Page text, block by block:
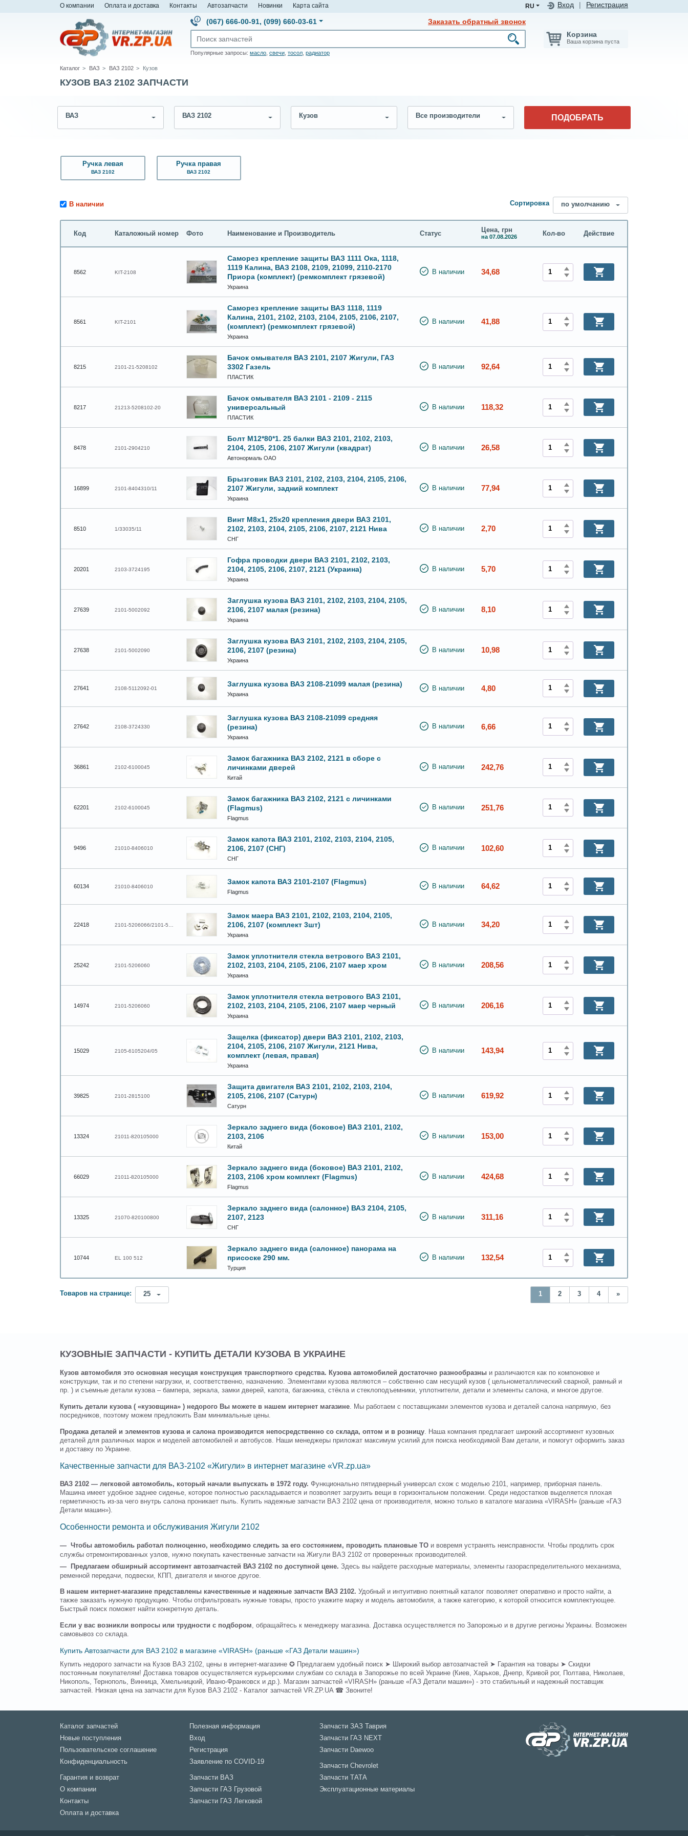
О компании Оплата и доставка Контакты Автозапчасти Новинки Карта сайта Вход Регистрация
RU
(067) 666-00-91, (099) 660-03-61 Заказать обратный звонок
Популярные запросы: масло свечи тосол радиатор
Корзина
Ваша корзина пуста
Каталог ВАЗ ВАЗ 2102 Кузов
КУЗОВ ВАЗ 2102 ЗАПЧАСТИ
ВАЗ ВАЗ 2102 Кузов Все производители ПОДОБРАТЬ
Ручка левая
ВАЗ 2102
Ручка правая
ВАЗ 2102
В наличии Сортировка по умолчанию
Код Каталожный номер Фото Наименование и Производитель Статус Цена, грн
на 07.08.2026 Кол-во Действие
8562 KIT-2108
Саморез крепление защиты ВАЗ 1111 Ока, 1118,
1119 Калина, ВАЗ 2108, 2109, 21099, 2110-2170
Приора (комплект) (ремкомплект грязевой)
Украина
В наличии 34,68
8561 KIT-2101
Саморез крепление защиты ВАЗ 1118, 1119
Калина, 2101, 2102, 2103, 2104, 2105, 2106, 2107,
(комплект) (ремкомплект грязевой)
Украина
В наличии 41,88
8215 2101-21-5208102
Бачок омывателя ВАЗ 2101, 2107 Жигули, ГАЗ
3302 Газель
ПЛАСТИК
В наличии 92,64
8217 21213-5208102-20
Бачок омывателя ВАЗ 2101 - 2109 - 2115
универсальный
ПЛАСТИК
В наличии 118,32
8478 2101-2904210
Болт М12*80*1. 25 балки ВАЗ 2101, 2102, 2103,
2104, 2105, 2106, 2107 Жигули (квадрат)
Автонормаль ОАО
В наличии 26,58
16899 2101-8404310/11
Брызговик ВАЗ 2101, 2102, 2103, 2104, 2105, 2106,
2107 Жигули, задний комплект
Украина
В наличии 77,94
8510 1/33035/11
Винт М8х1, 25х20 крепления двери ВАЗ 2101,
2102, 2103, 2104, 2105, 2106, 2107, 2121 Нива
СНГ
В наличии 2,70
20201 2103-3724195
Гофра проводки двери ВАЗ 2101, 2102, 2103,
2104, 2105, 2106, 2107, 2121 (Украина)
Украина
В наличии 5,70
27639 2101-5002092
Заглушка кузова ВАЗ 2101, 2102, 2103, 2104, 2105,
2106, 2107 малая (резина)
Украина
В наличии 8,10
27638 2101-5002090
Заглушка кузова ВАЗ 2101, 2102, 2103, 2104, 2105,
2106, 2107 (резина)
Украина
В наличии 10,98
27641 2108-5112092-01
Заглушка кузова ВАЗ 2108-21099 малая (резина)
Украина
В наличии 4,80
27642 2108-3724330
Заглушка кузова ВАЗ 2108-21099 средняя
(резина)
Украина
В наличии 6,66
36861 2102-6100045
Замок багажника ВАЗ 2102, 2121 в сборе с
личинками дверей
Китай
В наличии 242,76
62201 2102-6100045
Замок багажника ВАЗ 2102, 2121 с личинками
(Flagmus)
Flagmus
В наличии 251,76
9496 21010-8406010
Замок капота ВАЗ 2101, 2102, 2103, 2104, 2105,
2106, 2107 (СНГ)
СНГ
В наличии 102,60
60134 21010-8406010
Замок капота ВАЗ 2101-2107 (Flagmus)
Flagmus
В наличии 64,62
22418
Замок маера ВАЗ 2101, 2102, 2103, 2104, 2105,
2106, 2107 (комплект 3шт)
Украина
В наличии 34,20
25242 2101-5206060
Замок уплотнителя стекла ветрового ВАЗ 2101,
2102, 2103, 2104, 2105, 2106, 2107 маер хром
Украина
В наличии 208,56
14974 2101-5206060
Замок уплотнителя стекла ветрового ВАЗ 2101,
2102, 2103, 2104, 2105, 2106, 2107 маер черный
Украина
В наличии 206,16
15029 2105-6105204/05
Защелка (фиксатор) двери ВАЗ 2101, 2102, 2103,
2104, 2105, 2106, 2107 Жигули, 2121 Нива,
комплект (левая, правая)
Украина
В наличии 143,94
39825 2101-2815100
Защита двигателя ВАЗ 2101, 2102, 2103, 2104,
2105, 2106, 2107 (Сатурн)
Сатурн
В наличии 619,92
13324 21011-820105000
Зеркало заднего вида (боковое) ВАЗ 2101, 2102,
2103, 2106
Китай
В наличии 153,00
66029 21011-820105000
Зеркало заднего вида (боковое) ВАЗ 2101, 2102,
2103, 2106 хром комплект (Flagmus)
Flagmus
В наличии 424,68
13325 21070-820100800
Зеркало заднего вида (салонное) ВАЗ 2104, 2105,
2107, 2123
СНГ
В наличии 311,16
10744 EL 100 512
Зеркало заднего вида (салонное) панорама на
присоске 290 мм.
Турция
В наличии 132,54
Товаров на странице: 25 1 2 3 4 »
КУЗОВНЫЕ ЗАПЧАСТИ - КУПИТЬ ДЕТАЛИ КУЗОВА В УКРАИНЕ
Кузов автомобиля это основная несущая конструкция транспортного средства. Кузова автомобилей достаточно разнообразны и различаются как по компоновке и
конструкции, так и по степени нагрузки, и, соответственно, назначению. Элементами кузова являются – собственно сам несущий кузов ( цельнометаллический сварной, рамный и
пр. ) и съемные детали кузова – бампера, зеркала, замки дверей, капота, багажника, стёкла и стеклоподъемники, уплотнители, детали и элементы салона, и многое другое.
Купить детали кузова ( «кузовщина» ) недорого Вы можете в нашем интернет магазине. Мы работаем с поставщиками элементов кузова и деталей салона напрямую, без
посредников, поэтому можем предложить Вам минимальные цены.
Продажа деталей и элементов кузова и салона производится непосредственно со склада, оптом и в розницу. Наша компания предлагает широкий ассортимент кузовных
деталей для различных марок и моделей автомобилей и автобусов. Наши менеджеры приложат максимум усилий для поиска необходимой Вам детали, и помогут оформить заказ
и доставку по Украине.
Качественные запчасти для ВАЗ-2102 «Жигули» в интернет магазине «VR.zp.ua»
ВАЗ 2102 — легковой автомобиль, который начали выпускать в 1972 году. Функционально пятидверный универсал схож с моделью 2101, например, приборная панель.
Машина имеет удобное заднее сиденье, которое полностью раскладывается и позволяет загрузить вещи в горизонтальном положении. Среди недостатков выделяется плохая
герметичность из-за чего внутрь салона проникает пыль. Купить надежные запчасти ВАЗ 2102 цена от производителя, можно только в каталоге магазина «VIRASH» (раньше «ГАЗ
Детали машин»).
Особенности ремонта и обслуживания Жигули 2102
— Чтобы автомобиль работал полноценно, необходимо следить за его состоянием, проводить плановые ТО и вовремя устранять неисправности. Чтобы продлить срок
службы отремонтированных узлов, нужно покупать качественные запчасти на Жигули ВАЗ 2102 от проверенных производителей.
— Предлагаем обширный ассортимент автозапчастей ВАЗ 2102 по доступной цене. Здесь вы найдете расходные материалы, элементы газораспределительного механизма,
ременной передачи, подвески, КПП, двигателя и многое другое.
В нашем интернет-магазине представлены качественные и надежные запчасти ВАЗ 2102. Удобный и интуитивно понятный каталог позволяет оперативно и просто найти, а
также заказать нужную продукцию. Чтобы отфильтровать нужные товары, просто укажите марку и модель автомобиля, а также категорию, к которой относится комплектующее.
Быстрый поиск поможет найти конкретную деталь.
Если у вас возникли вопросы или трудности с подбором, обращайтесь к менеджеру магазина. Доставка осуществляется по Запорожью и в другие регионы Украины. Возможен
самовывоз со склада.
Купить Автозапчасти для ВАЗ 2102 в магазине «VIRASH» (раньше «ГАЗ Детали машин»)
Купить недорого запчасти на Кузов ВАЗ 2102, цены в интернет-магазине ✪ Предлагаем удобный поиск ➤ Широкий выбор автозапчастей ➤ Гарантия на товары ➤ Скидки
постоянным покупателям! Доставка товаров осуществляется курьерскими службам со склада в Запорожье по всей Украине (Киев, Харьков, Днепр, Кривой рог, Полтава, Николаев,
Никополь, Тернополь, Винница, Хмельницкий, Ивано-Франковск и др.). Магазин запчастей «VIRASH» (раньше «ГАЗ Детали машин») - это стабильный и надежный поставщик
запчастей. Низкая цена на запчасти для Кузов ВАЗ 2102 - Каталог запчастей VR.ZP.UA ☎ Звоните!
Каталог запчастей
Новые поступления
Пользовательское соглашение
Конфиденциальность
Гарантия и возврат
О компании
Контакты
Оплата и доставка
Полезная информация
Вход
Регистрация
Заявление по COVID-19
Запчасти ВАЗ
Запчасти ГАЗ Грузовой
Запчасти ГАЗ Легковой
Запчасти ЗАЗ Таврия
Запчасти ГАЗ NEXT
Запчасти Daewoo
Запчасти Chevrolet
Запчасти ТАТА
Эксплуатационные материалы